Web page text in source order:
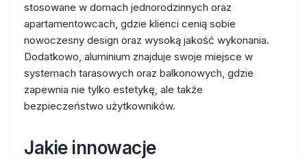
stosowane w domach jednorodzinnych oraz
apartamentowcach, gdzie klienci cenią sobie
nowoczesny design oraz wysoką jakość wykonania.
Dodatkowo, aluminium znajduje swoje miejsce w
systemach tarasowych oraz balkonowych, gdzie
zapewnia nie tylko estetykę, ale także
bezpieczeństwo użytkowników.
Jakie innowacje